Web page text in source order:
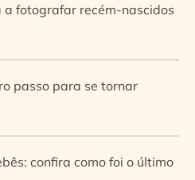
a fotografar recém-nascidos
passo para se tornar
confira como foi o último